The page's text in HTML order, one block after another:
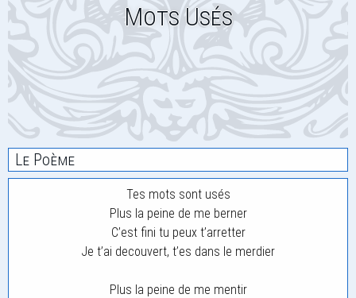
Mots Usés
Le Poème
Tes mots sont usés
Plus la peine de me berner
C’est fini tu peux t’arretter
Je t’ai decouvert, t’es dans le merdier
Plus la peine de me mentir